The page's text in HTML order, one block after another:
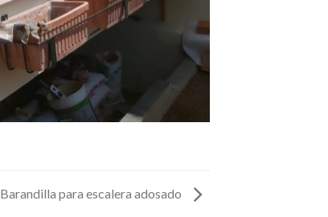
Barandilla para escalera adosado